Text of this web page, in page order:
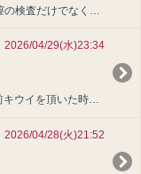
月に1度のM'sの性病検査ではのどや膣の検査だけでなく血の検査もして細かい性病も分かるようになってます◎安全にお兄さん達と遊びたいから血の検査ちょっと苦手だけどいつも頑張ってるよ????つばさ?・・・
仲良しさんが遊びに来てくれた際以前キウイを頂いた時にあげた日記を見て頂けたらしく「キウイそっち向きで切るんだね！」と言われてびっくりしちゃいました！みなさんは縦向きに切りますか？それとも横向きで・・・
2026/04/29(水)23:34
2026/04/28(火)21:52